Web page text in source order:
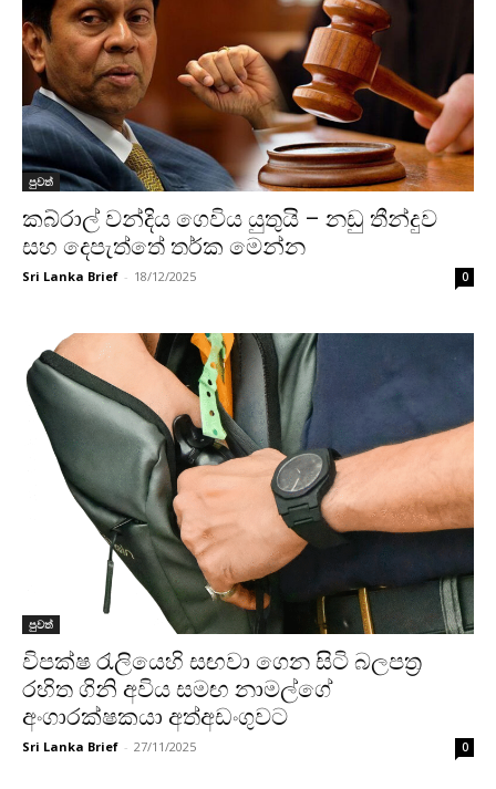
පුවත්
කබ්රාල් වන්දිය ගෙවිය යුතුයි – නඩු තීන්දුව
සහ දෙපැත්තේ තර්ක මෙන්න
Sri Lanka Brief - 18/12/2025 0
පුවත්
විපක්ෂ රැලියෙහි සඟවා ගෙන සිටි බලපත්‍ර
රහිත ගිනි අවිය සමඟ නාමල්ගේ
අංගාරක්ෂකයා අත්අඩංගුවට
Sri Lanka Brief - 27/11/2025 0